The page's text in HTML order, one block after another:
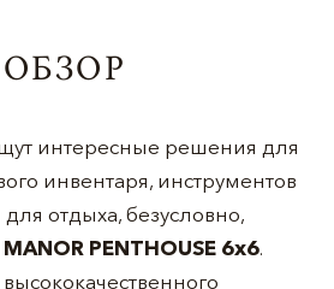
ОБЗОР
интересные решения для
инвентаря, инструментов
отдыха, безусловно,
MANOR PENTHOUSE 6x6.